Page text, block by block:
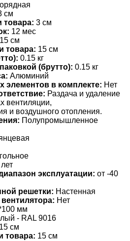
см
товара: 3 см
12 мес
15 см
товара: 15 см
0.15 кг
(брутто): 0.15 кг
Алюминий
элементов в комплекте: Нет
Раздача и удаление
вентиляции,
и воздушного отопления.
Полупромышленное
эксплуатации: от -40
решетки: Настенная
Нет
мм
- RAL 9016
15 см
товара: 15 см